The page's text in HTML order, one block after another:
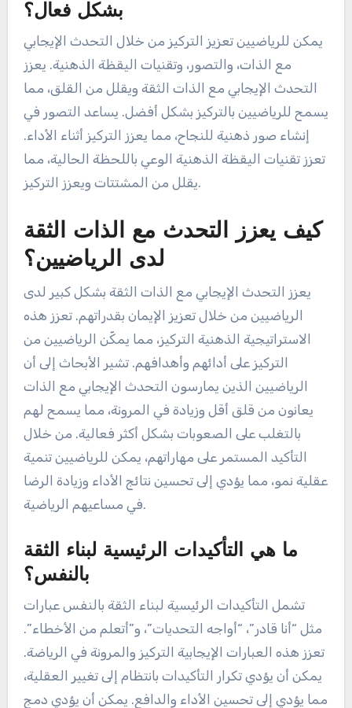
بشكل فعال؟
يمكن للرياضيين تعزيز التركيز من خلال التحدث الإيجابي
مع الذات، والتصور، وتقنيات اليقظة الذهنية. يعزز
التحدث الإيجابي مع الذات الثقة ويقلل من القلق، مما
يسمح للرياضيين بالتركيز بشكل أفضل. يساعد التصور في
إنشاء صور ذهنية للنجاح، مما يعزز التركيز أثناء الأداء.
تعزز تقنيات اليقظة الذهنية الوعي باللحظة الحالية، مما
يقلل من المشتتات ويعزز التركيز.
كيف يعزز التحدث مع الذات الثقة
لدى الرياضيين؟
يعزز التحدث الإيجابي مع الذات الثقة بشكل كبير لدى
الرياضيين من خلال تعزيز الإيمان بقدراتهم. تعزز هذه
الاستراتيجية الذهنية التركيز، مما يمكّن الرياضيين من
التركيز على أدائهم وأهدافهم. تشير الأبحاث إلى أن
الرياضيين الذين يمارسون التحدث الإيجابي مع الذات
يعانون من قلق أقل وزيادة في المرونة، مما يسمح لهم
بالتغلب على الصعوبات بشكل أكثر فعالية. من خلال
التأكيد المستمر على مهاراتهم، يمكن للرياضيين تنمية
عقلية نمو، مما يؤدي إلى تحسين نتائج الأداء وزيادة الرضا
في مساعيهم الرياضية.
ما هي التأكيدات الرئيسية لبناء الثقة
بالنفس؟
تشمل التأكيدات الرئيسية لبناء الثقة بالنفس عبارات
مثل “أنا قادر”، “أواجه التحديات”، و”أتعلم من الأخطاء”.
تعزز هذه العبارات الإيجابية التركيز والمرونة في الرياضة.
يمكن أن يؤدي تكرار التأكيدات بانتظام إلى تغيير العقلية،
مما يؤدي إلى تحسين الأداء والدافع. يمكن أن يؤدي دمج